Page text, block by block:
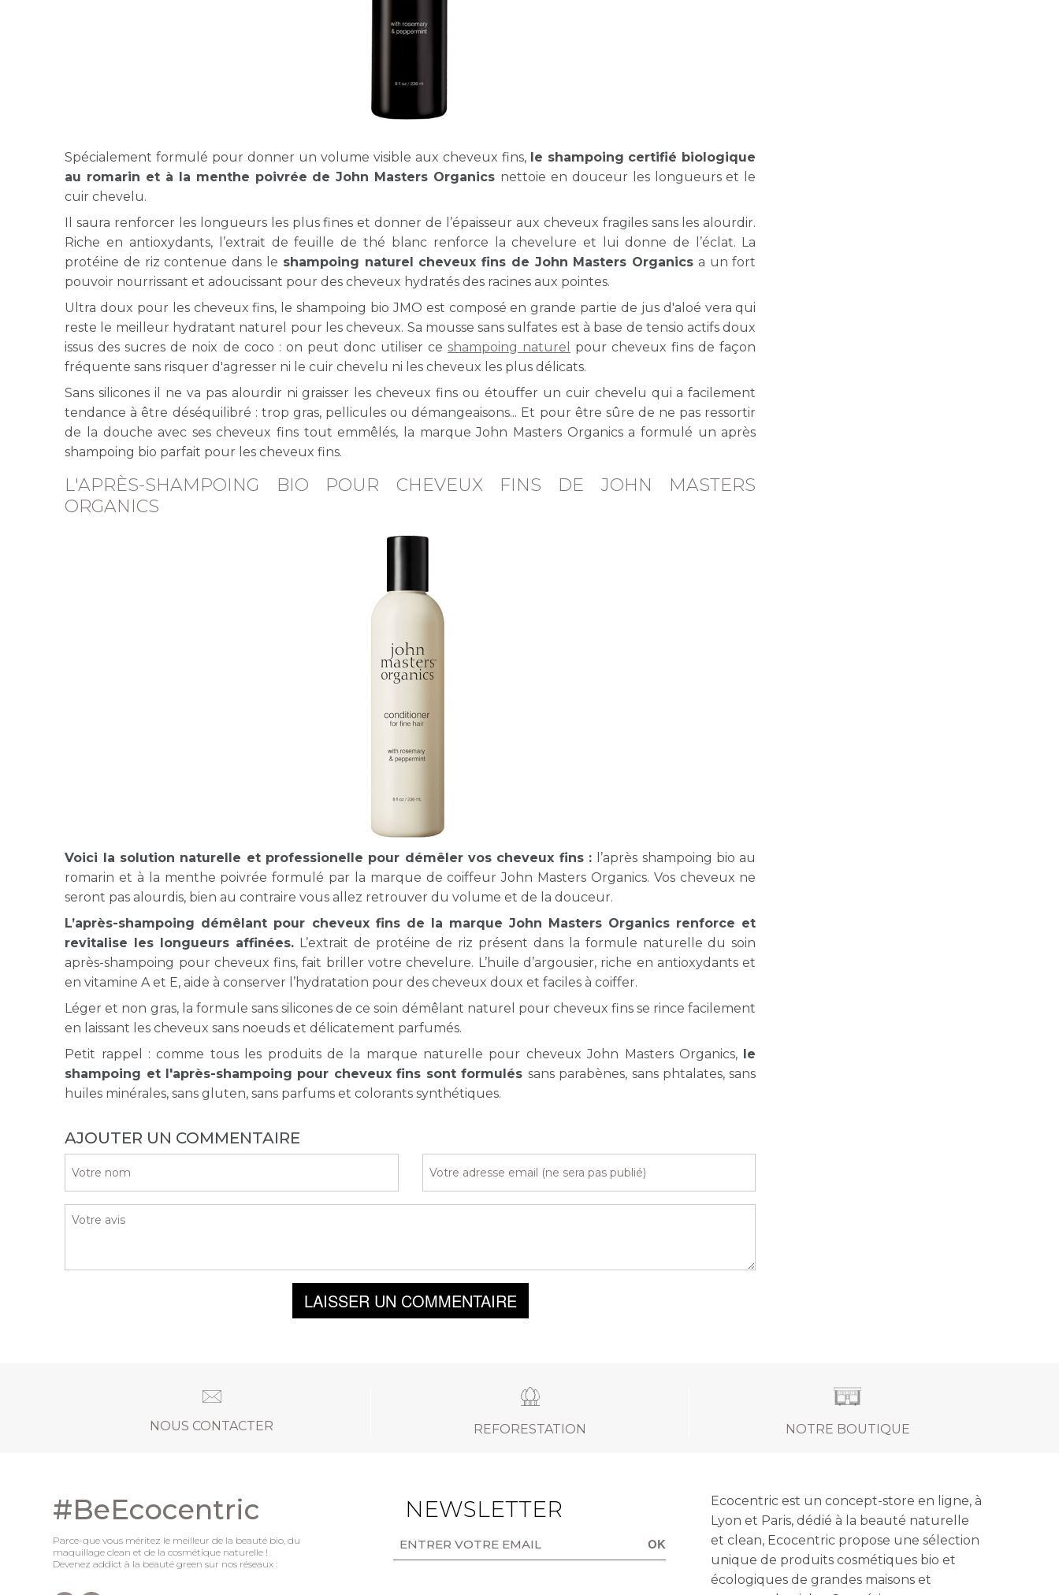
Spécialement formulé pour donner un volume visible aux cheveux fins, le shampoing certifié biologique
au romarin et à la menthe poivrée de John Masters Organics nettoie en douceur les longueurs et le
cuir chevelu.
Il saura renforcer les longueurs les plus fines et donner de l’épaisseur aux cheveux fragiles sans les alourdir.
Riche en antioxydants, l’extrait de feuille de thé blanc renforce la chevelure et lui donne de l’éclat. La
protéine de riz contenue dans le shampoing naturel cheveux fins de John Masters Organics a un fort
pouvoir nourrissant et adoucissant pour des cheveux hydratés des racines aux pointes.
Ultra doux pour les cheveux fins, le shampoing bio JMO est composé en grande partie de jus d'aloé vera qui
reste le meilleur hydratant naturel pour les cheveux. Sa mousse sans sulfates est à base de tensio actifs doux
issus des sucres de noix de coco : on peut donc utiliser ceshampoing naturel
pour cheveux fins de façon
fréquente sans risquer d'agresser ni le cuir chevelu ni les cheveux les plus délicats.
Sans silicones il ne va pas alourdir ni graisser les cheveux fins ou étouffer un cuir chevelu qui a facilement
tendance à être déséquilibré : trop gras, pellicules ou démangeaisons... Et pour être sûre de ne pas ressortir
de la douche avec ses cheveux fins tout emmêlés, la marque John Masters Organics a formulé un après
shampoing bio parfait pour les cheveux fins.
L'APRÈS-SHAMPOING BIO POUR CHEVEUX FINS DE JOHN MASTERS
ORGANICS
Voici la solution naturelle et professionelle pour démêler vos cheveux fins :
l’après shampoing bio au
romarin et à la menthe poivrée formulé par la marque de coiffeur John Masters Organics. Vos cheveux ne
seront pas alourdis, bien au contraire vous allez retrouver du volume et de la douceur.
L’après-shampoing démêlant pour cheveux fins de la marque John Masters Organics renforce et
revitalise les longueurs affinées. L’extrait de protéine de riz présent dans la formule naturelle du soin
après-shampoing pour cheveux fins, fait briller votre chevelure. L’huile d’argousier, riche en antioxydants et
en vitamine A et E, aide à conserver l’hydratation pour des cheveux doux et faciles à coiffer.
Léger et non gras, la formule sans silicones de ce soin démêlant naturel pour cheveux fins se rince facilement
en laissant les cheveux sans noeuds et délicatement parfumés.
Petit rappel : comme tous les produits de la marque naturelle pour cheveux John Masters Organics,
le
shampoing et l'après-shampoing pour cheveux fins sont formulés sans parabènes, sans phtalates, sans
huiles minérales, sans gluten, sans parfums et colorants synthétiques.
AJOUTER UN COMMENTAIRE
LAISSER UN COMMENTAIRE
NOUS CONTACTER REFORESTATION NOTRE BOUTIQUE
#BeEcocentric
Parce-que vous méritez le meilleur de la beauté bio, du
maquillage clean et de la cosmétique naturelle !
Devenez addict à la beauté green sur nos réseaux :
NEWSLETTER
OK
Ecocentric est un concept-store en ligne, à
Lyon et Paris, dédié à la beauté naturelle
et clean, Ecocentric propose une sélection
unique de produits cosmétiques bio et
écologiques de grandes maisons et